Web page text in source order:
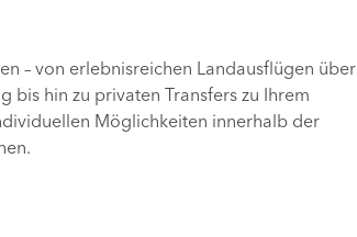
– von erlebnisreichen Landausflügen über
hin zu privaten Transfers zu Ihrem
Möglichkeiten innerhalb der